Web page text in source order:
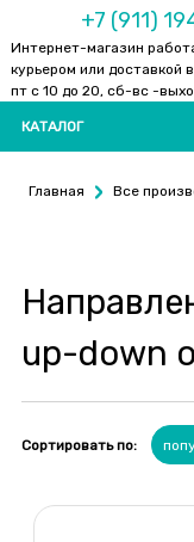
+7 (911)
Интернет-магазин
курьером или доставкой
пт с 10 до 20, сб-вс -
КАТАЛОГ
Главная Все
up-down
Сортировать по: